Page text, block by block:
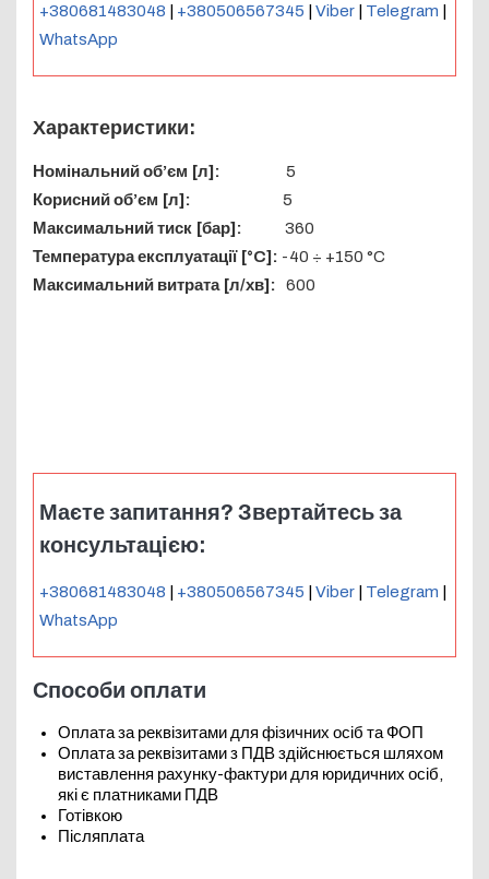
+380681483048 | +380506567345 |Viber | Telegram |
WhatsApp
Характеристики:
Номінальний об’єм [л]: 5
Корисний об’єм [л]: 5
Максимальний тиск [бар]: 360
Температура експлуатації [°C]: -40 ÷ +150 °C
Максимальний витрата [л/хв]: 600
Маєте запитання? Звертайтесь за
консультацією:
+380681483048 | +380506567345 |Viber | Telegram |
WhatsApp
Способи оплати
Оплата за реквізитами для фізичних осіб та ФОП
Оплата за реквізитами з ПДВ здійснюється шляхом
виставлення рахунку-фактури для юридичних осіб,
які є платниками ПДВ
Готівкою
Післяплата